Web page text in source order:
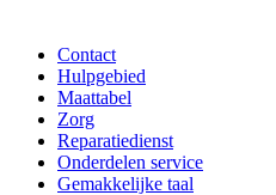
Contact
Hulpgebied
Maattabel
Zorg
Reparatiedienst
Onderdelen service
Gemakkelijke taal